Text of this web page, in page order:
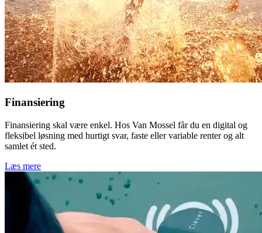
Finansiering
Finansiering skal være enkel. Hos Van Mossel får du en digital og
fleksibel løsning med hurtigt svar, faste eller variable renter og alt
samlet ét sted.
Læs mere